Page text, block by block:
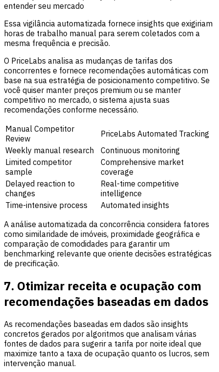
entender seu mercado
Essa vigilância automatizada fornece insights que exigiriam
horas de trabalho manual para serem coletados com a
mesma frequência e precisão.
O PriceLabs analisa as mudanças de tarifas dos
concorrentes e fornece recomendações automáticas com
base na sua estratégia de posicionamento competitivo. Se
você quiser manter preços premium ou se manter
competitivo no mercado, o sistema ajusta suas
recomendações conforme necessário.
Manual Competitor
Review
PriceLabs Automated Tracking
Weekly manual research
Continuous monitoring
Limited competitor
sample
Comprehensive market
coverage
Delayed reaction to
changes
Real-time competitive
intelligence
Time-intensive process
Automated insights
A análise automatizada da concorrência considera fatores
como similaridade de imóveis, proximidade geográfica e
comparação de comodidades para garantir um
benchmarking relevante que oriente decisões estratégicas
de precificação.
7. Otimizar receita e ocupação com
recomendações baseadas em dados
As recomendações baseadas em dados são insights
concretos gerados por algoritmos que analisam várias
fontes de dados para sugerir a tarifa por noite ideal que
maximize tanto a taxa de ocupação quanto os lucros, sem
intervenção manual.